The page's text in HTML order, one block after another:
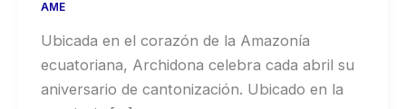
AME
Ubicada en el corazón de la Amazonía
ecuatoriana, Archidona celebra cada abril su
aniversario de cantonización. Ubicado en la